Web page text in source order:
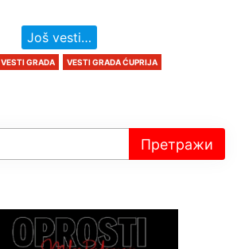
Još vesti…
VESTI GRADA VESTI GRADA ĆUPRIJA